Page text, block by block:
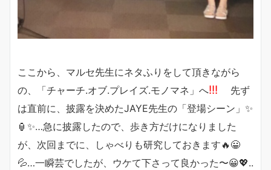
ここから、マルセ先生にネタふりをして頂きながら
の、「チャーチ.オブ.プレイズ.モノマネ」へ!!!
先ず
は直前に、披露を決めたJAYE先生の「登場シーン」✨
🏮✨…急に披露したので、歩き方だけになりました
が、次回までに、しゃべりも研究しておきます🔥😀
💦…一瞬芸でしたが、ウケて下さって良かった〜😀💖..